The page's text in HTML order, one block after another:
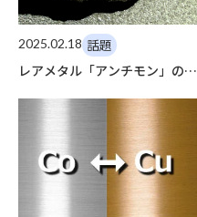
2025.02.18 話題
レアメタル「アンチモン」の価